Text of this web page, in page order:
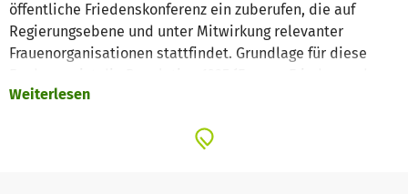
öffentliche Friedenskonferenz ein zuberufen, die auf
Regierungsebene und unter Mitwirkung relevanter
Frauenorganisationen stattfindet. Grundlage für diese
Sicherheit´der Vereinten Nationen, die allen UN-
friedensfördernde und friedenserhaltende Maßnahmen
Weiterlesen